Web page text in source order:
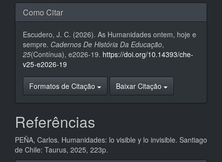
Como Citar
Escudero, J. C. (2026). As Humanidades ontem, hoje e
sempre. Cadernos De História Da Educação,
25(Contínua), e2026-19. https://doi.org/10.14393/che-
v25-e2026-19
Formatos de Citação Baixar Citação
Referências
PEÑA, Carlos. Humanidades: lo visible y lo invisible. Santiago
de Chile: Taurus, 2025, 223p.